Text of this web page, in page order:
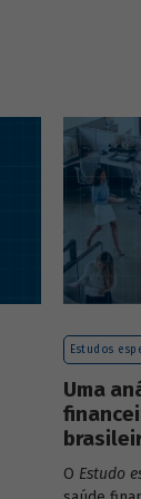
Estudos
Uma
O Estudo